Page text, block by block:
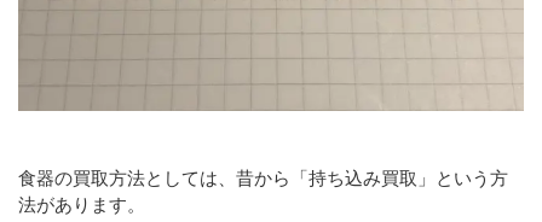
食器の買取方法としては、昔から「持ち込み買取」という方
法があります。